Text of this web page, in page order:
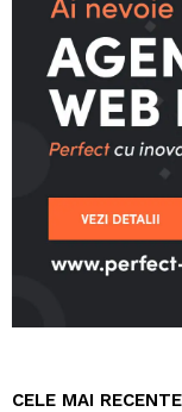
CELE MAI